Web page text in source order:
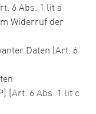
6 Abs. 1 lit a
Widerruf der
Daten (Art. 6
(Art. 6 Abs. 1 lit c